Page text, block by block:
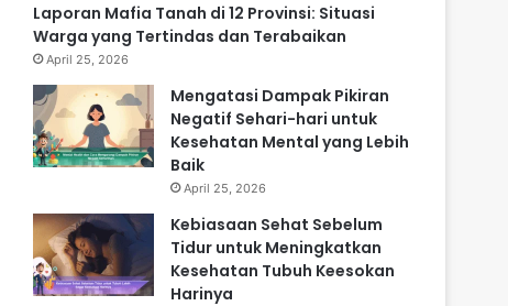
Laporan Mafia Tanah di 12 Provinsi: Situasi
Warga yang Tertindas dan Terabaikan
April 25, 2026
Mengatasi Dampak Pikiran
Negatif Sehari-hari untuk
Kesehatan Mental yang Lebih
Baik
April 25, 2026
Kebiasaan Sehat Sebelum
Tidur untuk Meningkatkan
Kesehatan Tubuh Keesokan
Harinya